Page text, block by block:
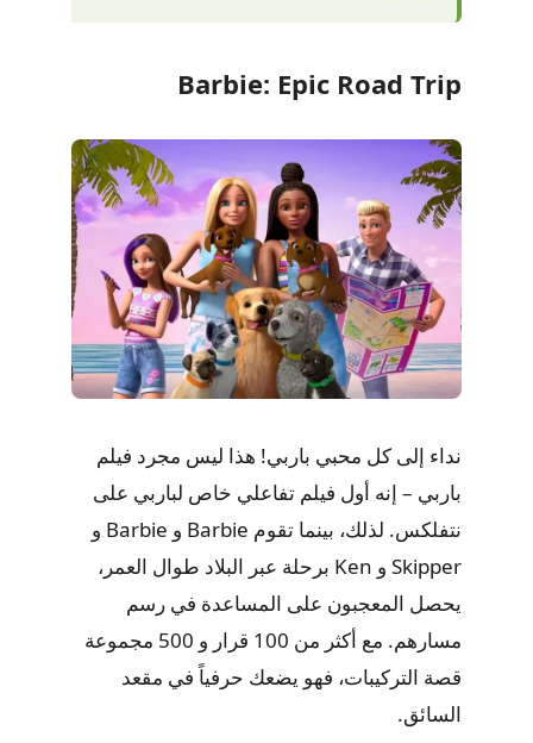
Barbie: Epic Road Trip
نداء إلى كل محبي باربي! هذا ليس مجرد فيلم
باربي – إنه أول فيلم تفاعلي خاص لباربي على
نتفلكس. لذلك، بينما تقوم Barbie و Barbie و
Skipper و Ken برحلة عبر البلاد طوال العمر،
يحصل المعجبون على المساعدة في رسم
مسارهم. مع أكثر من 100 قرار و 500 مجموعة
قصة التركيبات، فهو يضعك حرفياً في مقعد
السائق.